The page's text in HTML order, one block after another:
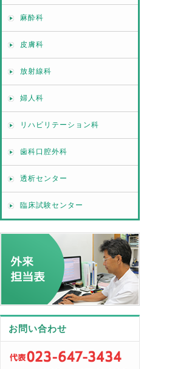
麻酔科
皮膚科
放射線科
婦人科
リハビリテーション科
歯科口腔外科
透析センター
臨床試験センター
お問い合わせ